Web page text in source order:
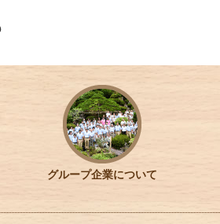
グループ企業について